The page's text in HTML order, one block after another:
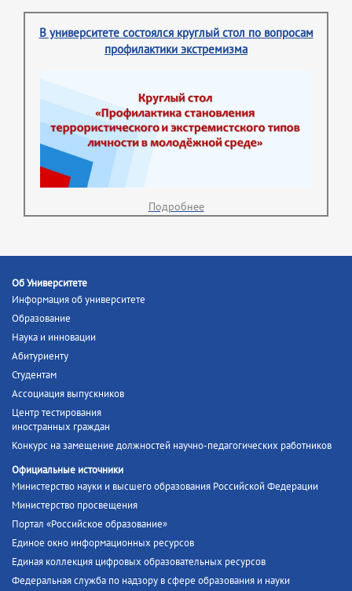
В университете состоялся круглый стол по вопросам
профилактики экстремизма
Подробнее
Об Университете
Информация об университете
Образование
Наука и инновации
Абитуриенту
Студентам
Ассоциация выпускников
Центр тестирования
иностранных граждан
Конкурс на замещение должностей научно-педагогических работников
Официальные источники
Министерство науки и высшего образования Российской Федерации
Министерство просвещения
Портал «Российское образование»
Единое окно информационных ресурсов
Единая коллекция цифровых образовательных ресурсов
Федеральная служба по надзору в сфере образования и науки